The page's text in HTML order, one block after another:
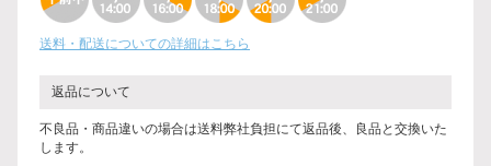
送料・配送についての詳細はこちら
返品について
不良品・商品違いの場合は送料弊社負担にて返品後、良品と交換いた
します。